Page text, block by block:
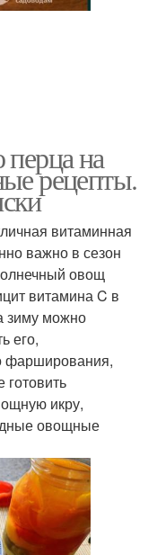
перца на
рецепты.
витаминная
важно в сезон
овощ
витамина C в
зиму можно
его,
фарширования,
икру,
овощные